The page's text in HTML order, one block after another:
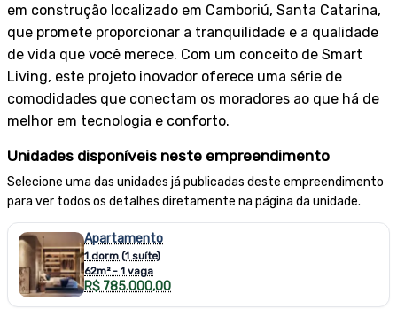
em construção localizado em Camboriú, Santa Catarina,
que promete proporcionar a tranquilidade e a qualidade
de vida que você merece. Com um conceito de Smart
Living, este projeto inovador oferece uma série de
comodidades que conectam os moradores ao que há de
melhor em tecnologia e conforto.
Unidades disponíveis neste empreendimento
Selecione uma das unidades já publicadas deste empreendimento
para ver todos os detalhes diretamente na página da unidade.
Apartamento
1 dorm (1 suíte)
62m² - 1 vaga
R$ 785.000,00